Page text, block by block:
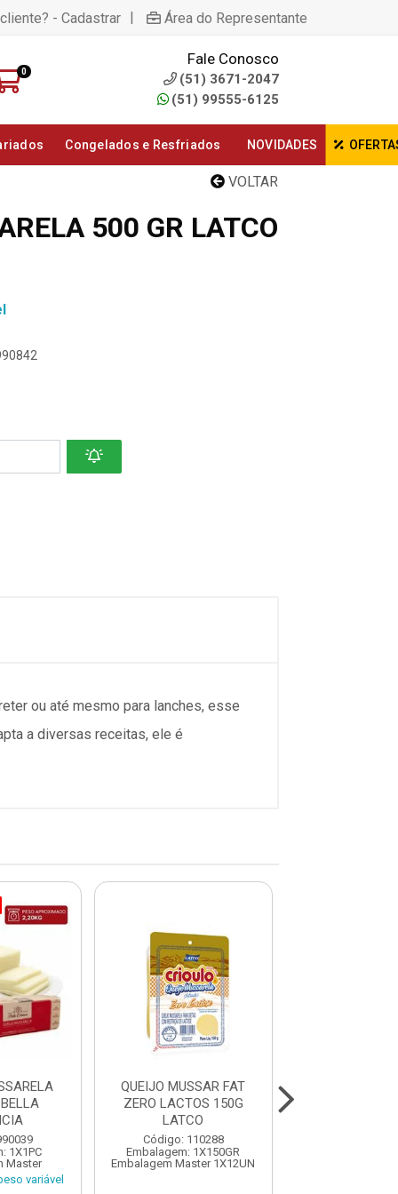
- Cadastrar | Área do Representante
0
Fale Conosco
(51) 3671-2047
(51) 99555-6125
Congelados e Resfriados NOVIDADES
VOLTAR
500 GR LATCO
ou até mesmo para lanches, esse
a diversas receitas, ele é
1X1PC
Master
variável
QUEIJO MUSSAR FAT
ZERO LACTOS 150G
LATCO
Código: 110288
Embalagem: 1X150GR
Embalagem Master 1X12UN